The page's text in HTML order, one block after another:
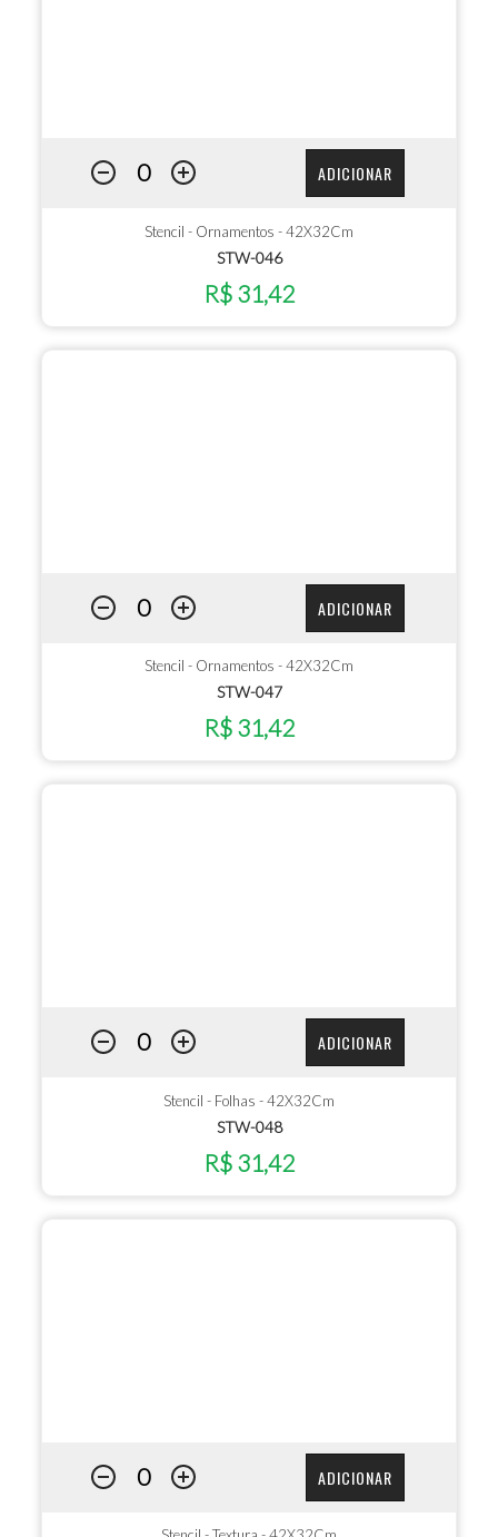
ADICIONAR
Stencil - Ornamentos - 42X32Cm
STW-046
R$ 31,42
ADICIONAR
Stencil - Ornamentos - 42X32Cm
STW-047
R$ 31,42
ADICIONAR
Stencil - Folhas - 42X32Cm
STW-048
R$ 31,42
ADICIONAR